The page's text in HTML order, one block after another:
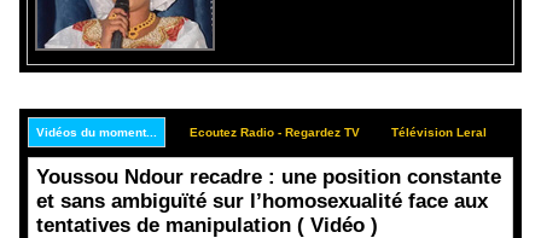
Vidéos du moment... Ecoutez Radio - Regardez TV Télévision Leral
Youssou Ndour recadre : une position constante
et sans ambiguïté sur l’homosexualité face aux
tentatives de manipulation ( Vidéo )